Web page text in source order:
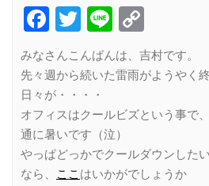
Facebook
Twitter
Line
Link
みなさんこんばんは、吉村です。
先々週から続いた雷雨がようやく
日々が・・・・
オフィスはクールビズという事で
通に暑いです（泣）
やっぱどっかでクールダウンした
なら、
ここ はいかがでしょうか